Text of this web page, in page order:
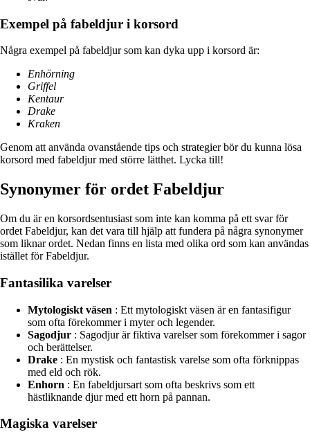
Exempel på fabeldjur i korsord
Några exempel på fabeldjur som kan dyka upp i korsord är:
Enhörning
Griffel
Kentaur
Drake
Kraken
Genom att använda ovanstående tips och strategier bör du kunna lösa
korsord med fabeldjur med större lätthet. Lycka till!
Synonymer för ordet Fabeldjur
Om du är en korsordsentusiast som inte kan komma på ett svar för
ordet Fabeldjur, kan det vara till hjälp att fundera på några synonymer
som liknar ordet. Nedan finns en lista med olika ord som kan användas
istället för Fabeldjur.
Fantasilika varelser
Mytologiskt väsen : Ett mytologiskt väsen är en fantasifigur
som ofta förekommer i myter och legender.
Sagodjur : Sagodjur är fiktiva varelser som förekommer i sagor
och berättelser.
Drake : En mystisk och fantastisk varelse som ofta förknippas
med eld och rök.
Enhorn : En fabeldjursart som ofta beskrivs som ett
hästliknande djur med ett horn på pannan.
Magiska varelser